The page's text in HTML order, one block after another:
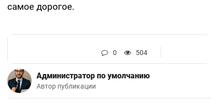
самое дорогое.
0 504
Администратор по умолчанию
Автор публикации